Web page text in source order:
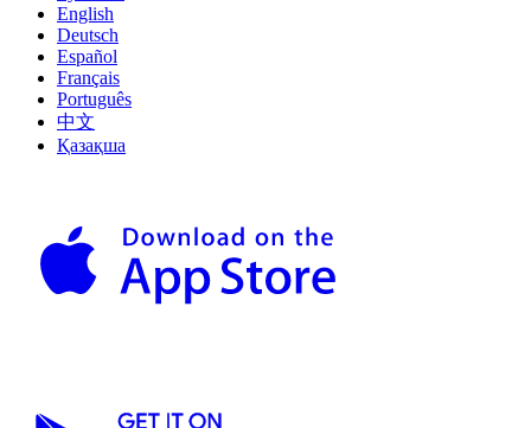
English
Deutsch
Español
Français
Português
中文
Қазақша